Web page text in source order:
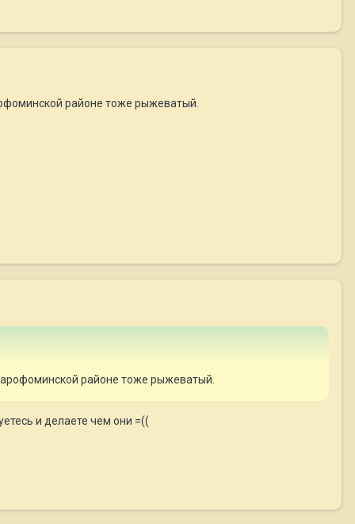
районе тоже рыжеватый.
районе тоже рыжеватый.
и делаете чем они =((